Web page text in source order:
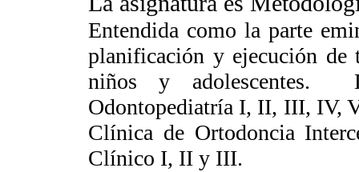
Entendida como la parte
planificación y ejecución de
niños y adolescentes.
Odontopediatría I, II, III, IV,
Clínica de Ortodoncia
Clínico I, II y III.